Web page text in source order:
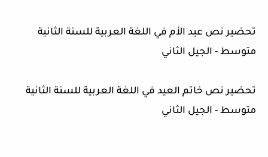
تحضير نص عيد الأم في اللغة العربية للسنة الثانية
متوسط - الجيل الثاني
تحضير نص خاتم العيد في اللغة العربية للسنة الثانية
متوسط - الجيل الثاني